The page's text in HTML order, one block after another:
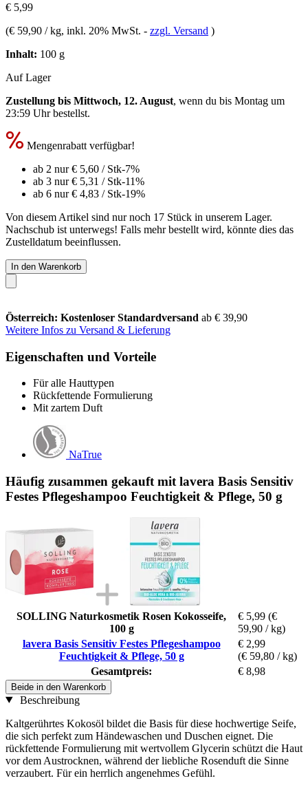
€ 5,99
(€ 59,90 / kg, inkl. 20% MwSt. - zzgl. Versand )
Inhalt: 100 g
Auf Lager
Zustellung bis Mittwoch, 12. August, wenn du bis Montag um
23:59 Uhrbestellst.
Mengenrabatt verfügbar!
ab 2 nur€ 5,60 / Stk-7%
ab 3 nur€ 5,31 / Stk-11%
ab 6 nur€ 4,83 / Stk-19%
Von diesem Artikel sind nur noch 17 Stück in unserem Lager.
Nachschub ist unterwegs! Falls mehr bestellt wird, könnte dies das
Zustelldatum beeinflussen.
In den Warenkorb
Österreich: Kostenloser Standardversand ab € 39,90
Weitere Infos zu Versand & Lieferung
Eigenschaften und Vorteile
Für alle Hauttypen
Rückfettende Formulierung
Mit zartem Duft
NaTrue
Häufig zusammen gekauft mit lavera Basis Sensitiv
Festes Pflegeshampoo Feuchtigkeit & Pflege, 50 g
SOLLING Naturkosmetik Rosen Kokosseife,
100 g
€ 5,99 (€
59,90 / kg)
lavera Basis Sensitiv Festes Pflegeshampoo
Feuchtigkeit & Pflege, 50 g
€ 2,99
(€ 59,80 / kg)
Gesamtpreis:
€ 8,98
Beide in den Warenkorb
Beschreibung
Kaltgerührtes Kokosöl bildet die Basis für diese hochwertige Seife,
die sich perfekt zum Händewaschen und Duschen eignet. Die
rückfettende Formulierung mit wertvollem Glycerin schützt die Haut
vor dem Austrocknen, während der liebliche Rosenduft die Sinne
verzaubert. Für ein herrlich angenehmes Gefühl.